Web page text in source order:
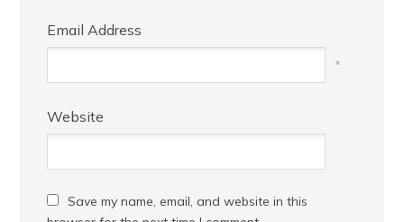
Email Address
*
Website
Save my name, email, and website in this